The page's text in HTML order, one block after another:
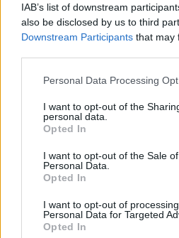
IAB’s list of downstream
also be disclosed by us to third
Downstream Participants that may
Please note that this website/app
not limited to your visit or usage
grant or deny consent to Google
use your data for below specified
consent section.
Personal Data Processing
I want to opt-out of the
personal data.
Opted In
I want to opt-out of the Sale
Personal Data.
Opted In
I want to opt-out of
Personal Data for Targeted
Opted In
δημιουργεί κίνδυνο
καταλήγει ο δρ